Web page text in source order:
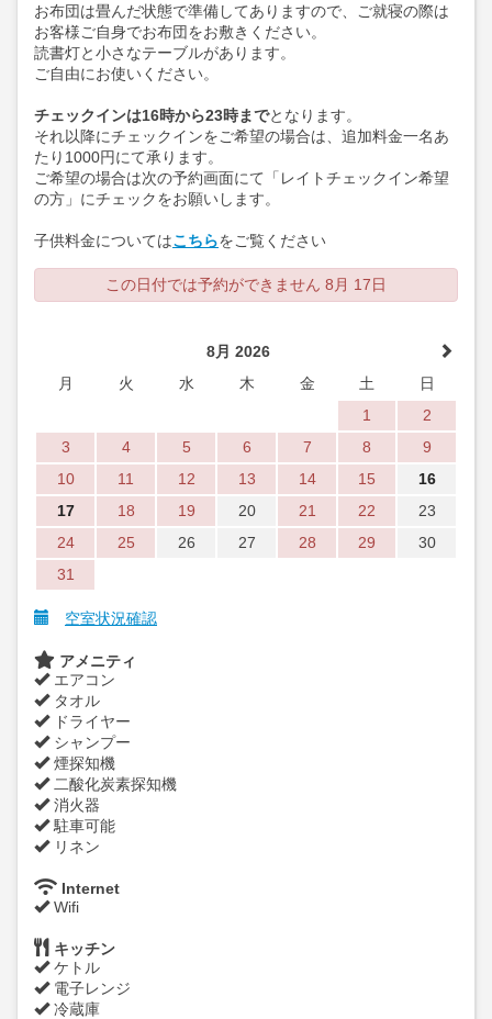
お布団は畳んだ状態で準備してありますので、ご就寝の際は
お客様ご自身でお布団をお敷きください。
読書灯と小さなテーブルがあります。
ご自由にお使いください。
チェックインは16時から23時までとなります。
それ以降にチェックインをご希望の場合は、追加料金一名あ
たり1000円にて承ります。
ご希望の場合は次の予約画面にて「レイトチェックイン希望
の方」にチェックをお願いします。
子供料金についてはこちらをご覧ください
この日付では予約ができません 8月 17日
8月 2026
月
火 水 木 金 土
日
1
2
3
4 5 6 7 8
9
10
11 12 13 14 15
16
17
18 19 20 21 22
23
24
25 26 27 28 29
30
31
空室状況確認
アメニティ
エアコン
タオル
ドライヤー
シャンプー
煙探知機
二酸化炭素探知機
消火器
駐車可能
リネン
Internet
Wifi
キッチン
ケトル
電子レンジ
冷蔵庫